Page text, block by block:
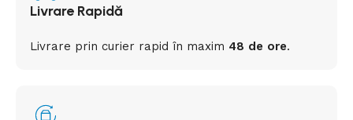
Livrare Rapidă
Livrare prin curier rapidîn maxim 48 de ore.